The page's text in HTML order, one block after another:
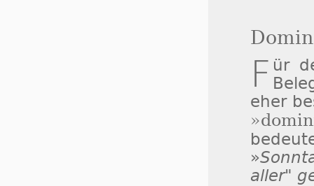
F ür
eher
»
aller"